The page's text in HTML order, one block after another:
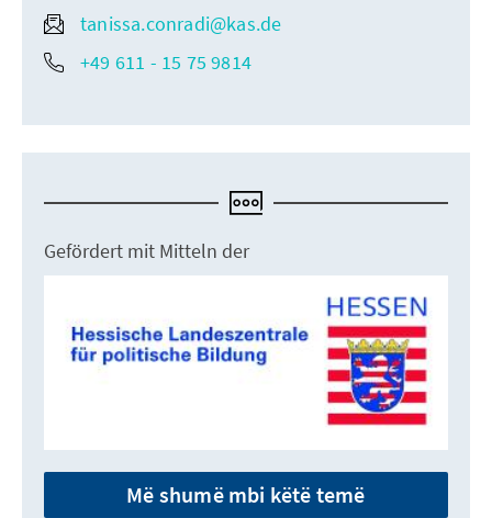
tanissa.conradi@kas.de
+49 611 - 15 75 9814
Gefördert mit Mitteln der
Më shumë mbi këtë temë